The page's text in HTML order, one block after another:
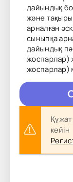
дайындық
және
арналған
сыныпқа
дайындық
жоспарлар)
жоспарлар)
кейін